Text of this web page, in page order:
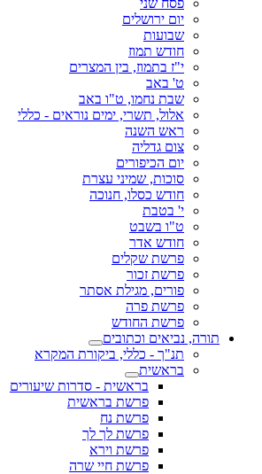
פסח שני
יום ירושלים
שבועות
חודש תמוז
י"ז בתמוז, בין המצרים
ט' באב
שבת נחמו, ט"ו באב
אלול, תשרי, ימים נוראים - כללי
ראש השנה
צום גדליה
יום הכיפורים
סוכות, שמיני עצרת
חודש כסלו, חנוכה
י' בטבת
ט"ו בשבט
חודש אדר
פרשת שקלים
פרשת זכור
פורים, מגילת אסתר
פרשת פרה
פרשת החודש
תורה, נביאים וכתובים
תנ"ך - כללי, ביקורת המקרא
בראשית
בראשית - סדרות שיעורים
פרשת בראשית
פרשת נח
פרשת לך לך
פרשת וירא
פרשת חיי שרה